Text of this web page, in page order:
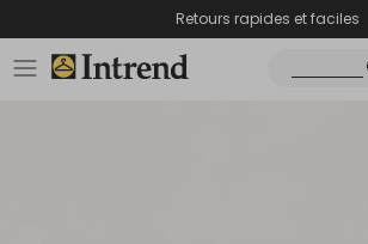
Retours rapides et faciles